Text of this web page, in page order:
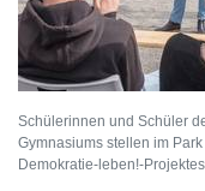
Schülerinnen und Schüler
Gymnasiums stellen im
Demokratie-leben!-